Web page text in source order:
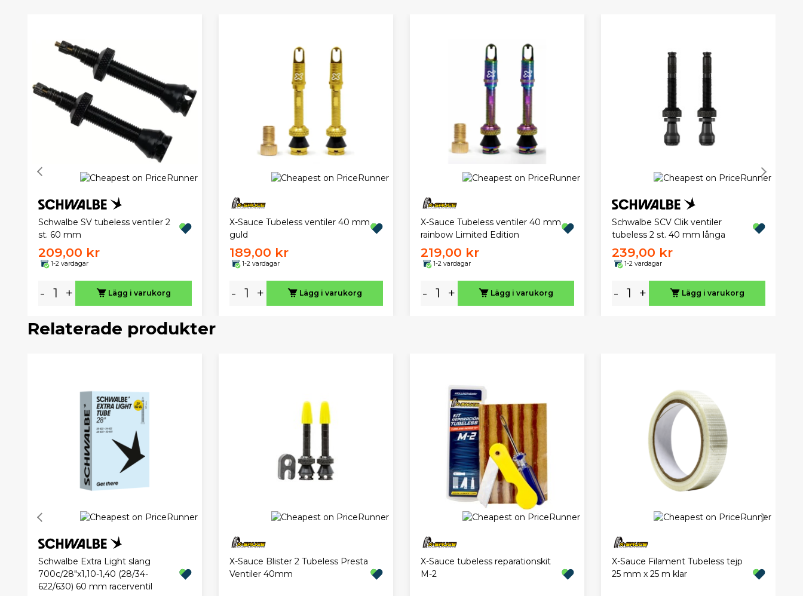
Schwalbe SV tubeless ventiler 2
st. 60 mm
209,00 kr
1-2 vardagar
- + Lägg i varukorg
X-Sauce Tubeless ventiler 40 mm
guld
189,00 kr
1-2 vardagar
- + Lägg i varukorg
X-Sauce Tubeless ventiler 40 mm
rainbow Limited Edition
219,00 kr
1-2 vardagar
- + Lägg i varukorg
Schwalbe SCV Clik ventiler
tubeless 2 st. 40 mm långa
239,00 kr
1-2 vardagar
- + Lägg i varukorg
Relaterade produkter
Schwalbe Extra Light slang
700c/28"x1,10-1,40 (28/34-
622/630) 60 mm racerventil
X-Sauce Blister 2 Tubeless Presta
Ventiler 40mm
X-Sauce tubeless reparationskit
M-2
X-Sauce Filament Tubeless tejp
25 mm x 25 m klar